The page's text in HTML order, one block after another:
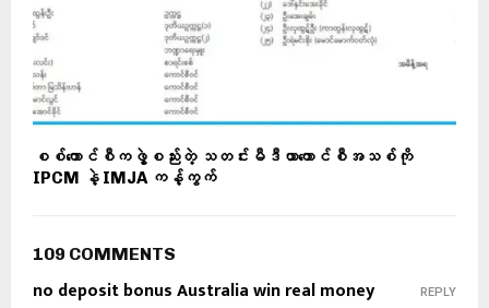
စစ်ကောင်စီကဖွဲ့စည်းတဲ့ သတင်းမီဒီယာကောင်စီအသစ်ကို
IPCM နဲ့ IMJA ကန့်ကွက်
109 COMMENTS
no deposit bonus Australia win real money REPLY